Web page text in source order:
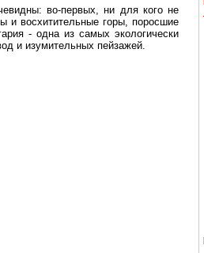
во-первых, ни для кого не
и восхитительные горы, поросшие
- одна из самых экологически
и изумительных пейзажей.
безопасная страна - в ней